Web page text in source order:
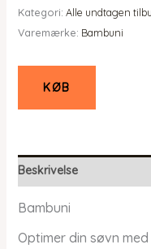
Kategori: Alle undtagen
Varemærke: Bambuni
KØB
Beskrivelse
Bambuni
Optimer din søvn